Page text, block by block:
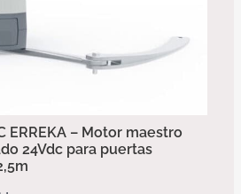
ERREKA – Motor maestro
24Vdc para puertas